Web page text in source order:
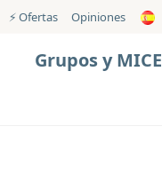
⚡️ Ofertas Opiniones
Grupos y MICE